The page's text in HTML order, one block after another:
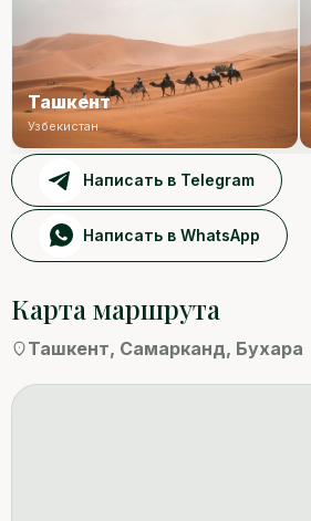
Ташкент
Узбекистан
Написать в Telegram
Написать в WhatsApp
Карта маршрута
Ташкент, Самарканд, Бухара